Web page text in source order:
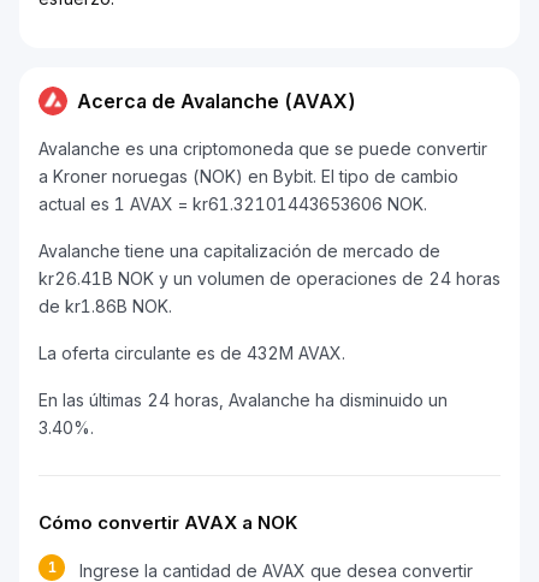
Acerca de Avalanche (AVAX)
Avalanche es una criptomoneda que se puede convertir
a Kroner noruegas (NOK) en Bybit. El tipo de cambio
actual es 1 AVAX = kr61.32101443653606 NOK.
Avalanche tiene una capitalización de mercado de
kr26.41B NOK y un volumen de operaciones de 24 horas
de kr1.86B NOK.
La oferta circulante es de 432M AVAX.
En las últimas 24 horas, Avalanche ha disminuido un
3.40%.
Cómo convertir AVAX a NOK
1 Ingrese la cantidad de AVAX que desea convertir